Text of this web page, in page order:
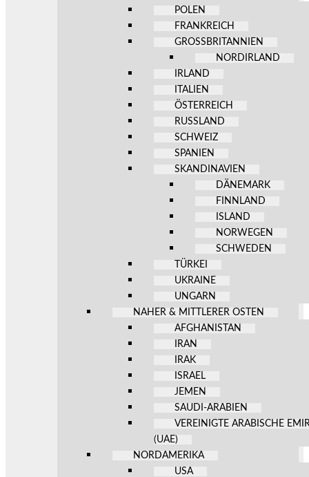
POLEN
FRANKREICH
GROSSBRITANNIEN
NORDIRLAND
IRLAND
ITALIEN
ÖSTERREICH
RUSSLAND
SCHWEIZ
SPANIEN
SKANDINAVIEN
DÄNEMARK
FINNLAND
ISLAND
NORWEGEN
SCHWEDEN
TÜRKEI
UKRAINE
UNGARN
NAHER & MITTLERER OSTEN
AFGHANISTAN
IRAN
IRAK
ISRAEL
JEMEN
SAUDI-ARABIEN
VEREINIGTE ARABISCHE
(UAE)
NORDAMERIKA
USA